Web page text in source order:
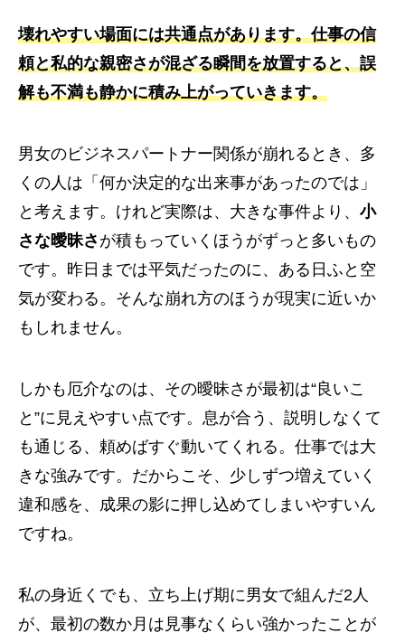
壊れやすい場面には共通点があります。仕事の信
頼と私的な親密さが混ざる瞬間を放置すると、誤
解も不満も静かに積み上がっていきます。
男女のビジネスパートナー関係が崩れるとき、多
くの人は「何か決定的な出来事があったのでは」
と考えます。けれど実際は、大きな事件より、 小
さな曖昧さ が積もっていくほうがずっと多いもの
です。昨日までは平気だったのに、ある日ふと空
気が変わる。そんな崩れ方のほうが現実に近いか
もしれません。
しかも厄介なのは、その曖昧さが最初は“良いこ
と”に見えやすい点です。息が合う、説明しなくて
も通じる、頼めばすぐ動いてくれる。仕事では大
きな強みです。だからこそ、少しずつ増えていく
違和感を、成果の影に押し込めてしまいやすいん
ですね。
私の身近くでも、立ち上げ期に男女で組んだ2人
が、最初の数か月は見事なくらい強かったことが